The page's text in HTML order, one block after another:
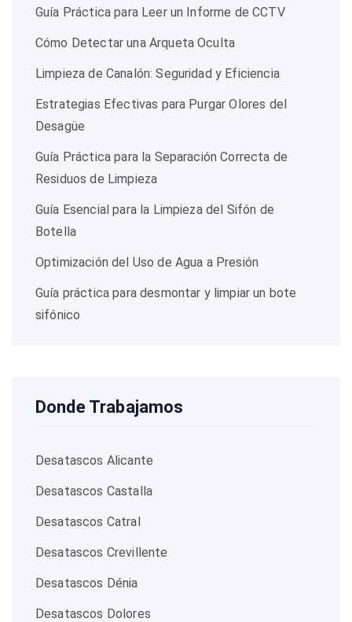
Guía Práctica para Leer un Informe de CCTV
Cómo Detectar una Arqueta Oculta
Limpieza de Canalón: Seguridad y Eficiencia
Estrategias Efectivas para Purgar Olores del
Desagüe
Guía Práctica para la Separación Correcta de
Residuos de Limpieza
Guía Esencial para la Limpieza del Sifón de
Botella
Optimización del Uso de Agua a Presión
Guía práctica para desmontar y limpiar un bote
sifónico
Donde Trabajamos
Desatascos Alicante
Desatascos Castalla
Desatascos Catral
Desatascos Crevillente
Desatascos Dénia
Desatascos Dolores